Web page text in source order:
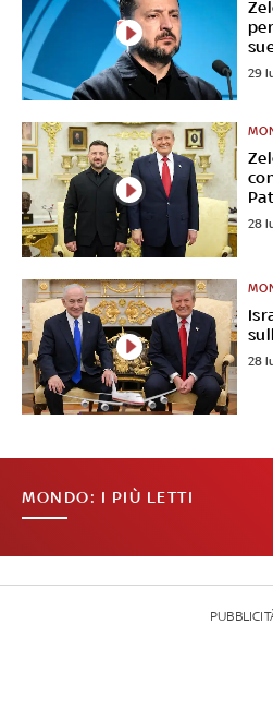
29
28
28
MONDO: I PIÙ LETTI